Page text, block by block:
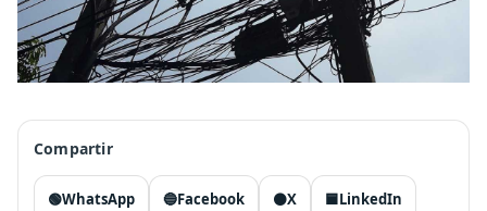
Compartir
🟢WhatsApp 🔵Facebook ⚫X 🟦LinkedIn